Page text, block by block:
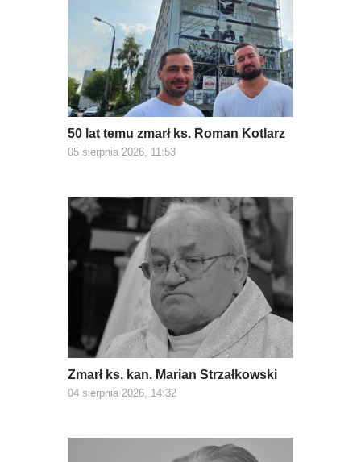
50 lat temu zmarł ks. Roman Kotlarz
05 sierpnia 2026, 11:53
Zmarł ks. kan. Marian Strzałkowski
04 sierpnia 2026, 14:32